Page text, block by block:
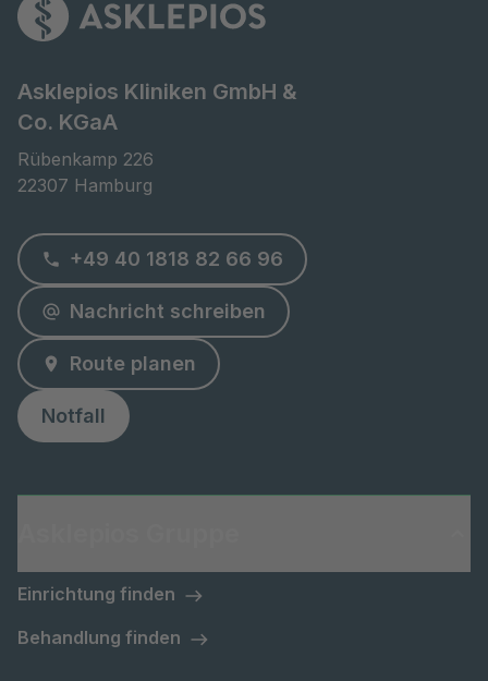
Asklepios Kliniken GmbH &
Co. KGaA
Rübenkamp 226
22307 Hamburg
+49 40 1818 82 66 96
Nachricht schreiben
Route planen
Notfall
Einrichtung finden
Behandlung finden